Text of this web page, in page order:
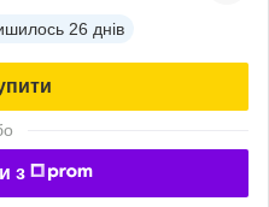
26 днів
з